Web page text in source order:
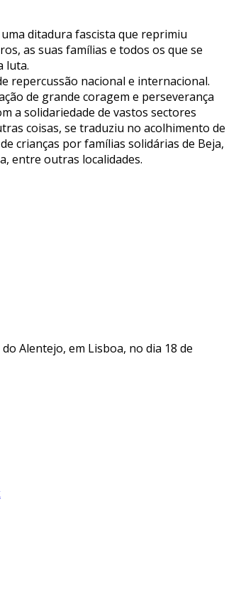
ditadura fascista que reprimiu
as suas famílias e todos os que se
luta.
repercussão nacional e internacional.
de grande coragem e perseverança
a solidariedade de vastos sectores
coisas, se traduziu no acolhimento de
crianças por famílias solidárias de Beja,
entre outras localidades.
Alentejo, em Lisboa, no dia 18 de